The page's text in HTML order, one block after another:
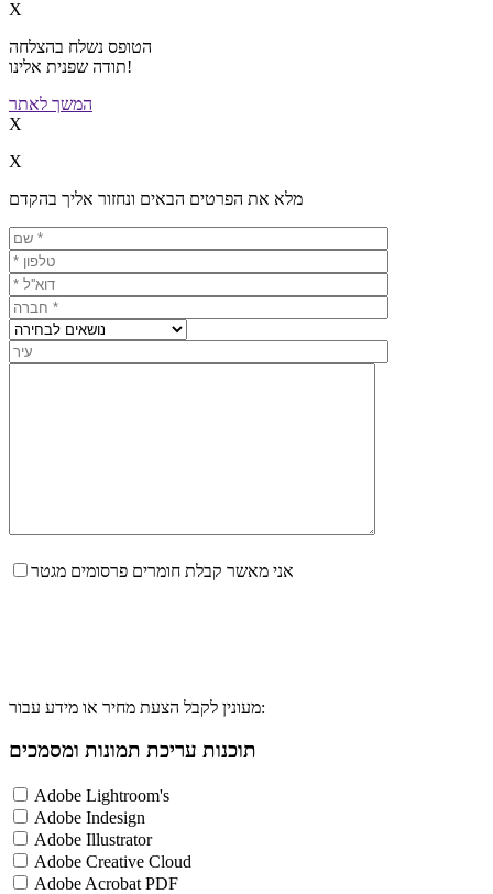
X
הטופס נשלח בהצלחה
תודה שפנית אלינו!
המשך לאתר
X
X
מלא את הפרטים הבאים ונחזור אליך בהקדם
אני מאשר קבלת חומרים פרסומים מגטר
מעונין לקבל הצעת מחיר או מידע עבור:
תוכנות עריכת תמונות ומסמכים
Adobe Lightroom's
Adobe Indesign
Adobe Illustrator
Adobe Creative Cloud
Adobe Acrobat PDF